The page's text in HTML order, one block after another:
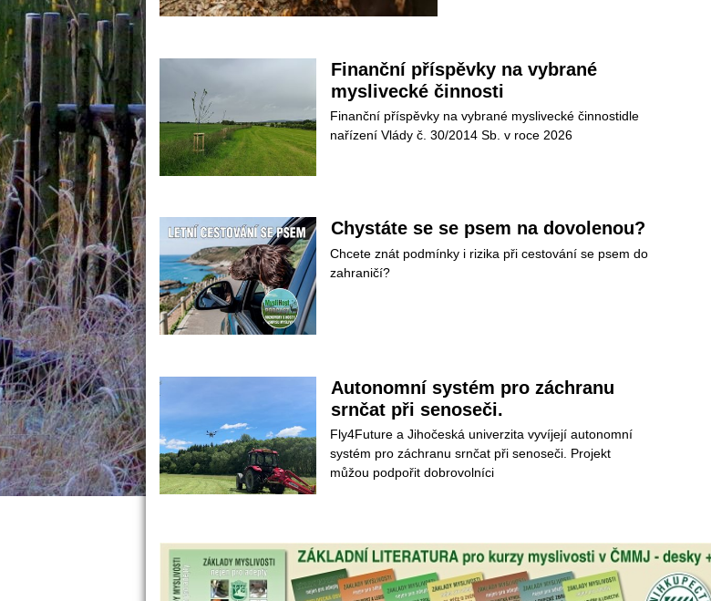
Finanční příspěvky na vybrané
myslivecké činnosti
Finanční příspěvky na vybrané myslivecké činnostidle
nařízení Vlády č. 30/2014 Sb. v roce 2026
Chystáte se se psem na dovolenou?
Chcete znát podmínky i rizika při cestování se psem do
zahraničí?
Autonomní systém pro záchranu
rnčat při senoseči.
Fly4Future a Jihočeská univerzita vyvíjejí autonomní
ystém pro záchranu srnčat při senoseči. Projekt
můžou podpořit dobrovolníci